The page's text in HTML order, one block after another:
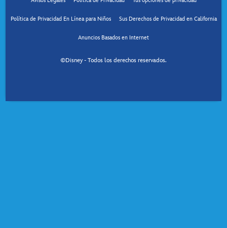
Política de Privacidad En Línea para Niños Sus Derechos de Privacidad en California
Anuncios Basados en Internet
©Disney - Todos los derechos reservados.